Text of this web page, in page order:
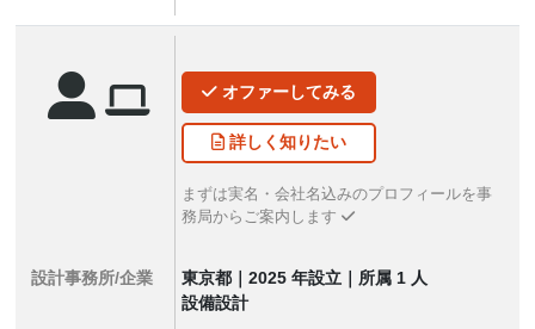
オファーしてみる
詳しく知りたい
まずは実名・会社名込みのプロフィールを事
務局からご案内します
設計事務所/企業
東京都｜2025 年設立｜所属 1 人
設備設計